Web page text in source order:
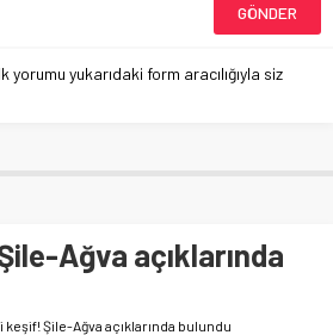
yorumu yukarıdaki form aracılığıyla siz
Ağva açıklarında
keşif! Şile-Ağva açıklarında bulundu